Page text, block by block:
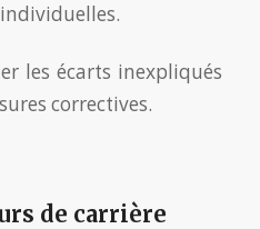
les écarts inexpliqués
correctives.
de carrière